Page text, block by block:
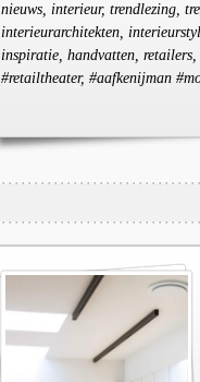
nieuws, interieur, trendlezing,
interieurarchitekten,
inspiratie, handvatten,
#retailtheater, #aafkenijman